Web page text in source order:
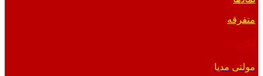
متفرقه
مولتی مدیا